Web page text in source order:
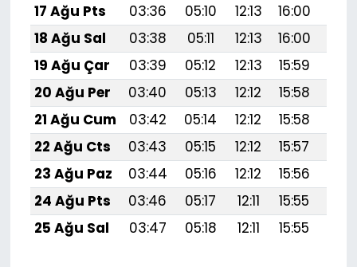
17 Ağu Pts
03:36 05:10 12:13 16:00
18 Ağu Sal
03:38 05:11 12:13 16:00
19 Ağu Çar
03:39 05:12 12:13 15:59
20 Ağu Per
03:40 05:13 12:12 15:58
21 Ağu Cum
03:42 05:14 12:12 15:58
22 Ağu Cts
03:43 05:15 12:12 15:57
23 Ağu Paz
03:44 05:16 12:12 15:56
24 Ağu Pts
03:46 05:17 12:11 15:55
25 Ağu Sal
03:47 05:18 12:11 15:55